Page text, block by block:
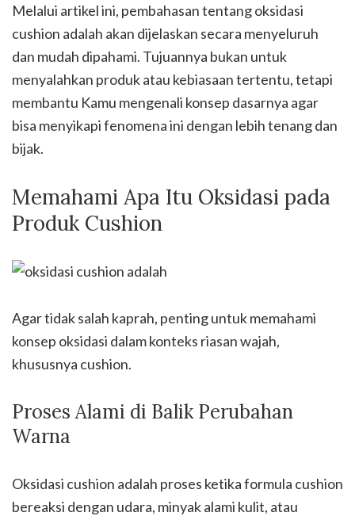
Melalui artikel ini, pembahasan tentang oksidasi
cushion adalah akan dijelaskan secara menyeluruh
dan mudah dipahami. Tujuannya bukan untuk
menyalahkan produk atau kebiasaan tertentu, tetapi
membantu Kamu mengenali konsep dasarnya agar
bisa menyikapi fenomena ini dengan lebih tenang dan
bijak.
Memahami Apa Itu Oksidasi pada
Produk Cushion
Agar tidak salah kaprah, penting untuk memahami
konsep oksidasi dalam konteks riasan wajah,
khususnya cushion.
Proses Alami di Balik Perubahan
Warna
Oksidasi cushion adalah proses ketika formula cushion
bereaksi dengan udara, minyak alami kulit, atau